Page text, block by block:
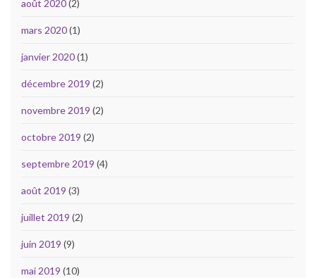
août 2020(2)
mars 2020(1)
janvier 2020(1)
décembre 2019 (2)
novembre 2019 (2)
octobre 2019 (2)
septembre 2019 (4)
août 2019 (3)
juillet 2019 (2)
juin 2019 (9)
mai 2019 (10)